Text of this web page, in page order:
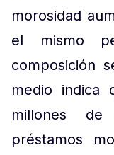
morosidad
el mismo
composición
medio indica
millones
préstamos